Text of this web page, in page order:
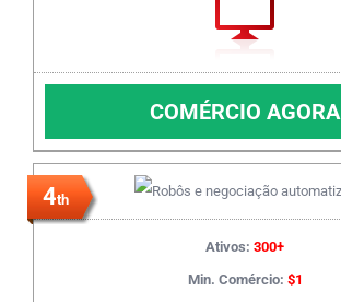
COMÉRCIO AGORA
4th
Ativos: 300+
Min. Comércio: $1